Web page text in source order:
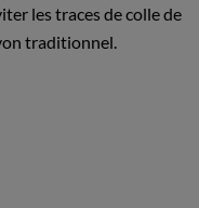
les traces de colle de
traditionnel.